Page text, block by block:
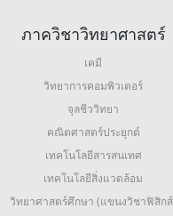
ภาควิชาวิทยาศาสตร์
เคมี
วิทยาการคอมพิวเตอร์
จุลชีววิทยา
คณิตศาสตร์ประยุกต์
เทคโนโลยีสารสนเทศ
เทคโนโลยีสิ่งแวดล้อม
วิทยาศาสตร์ศึกษา (แขนงวิชาฟิสิก